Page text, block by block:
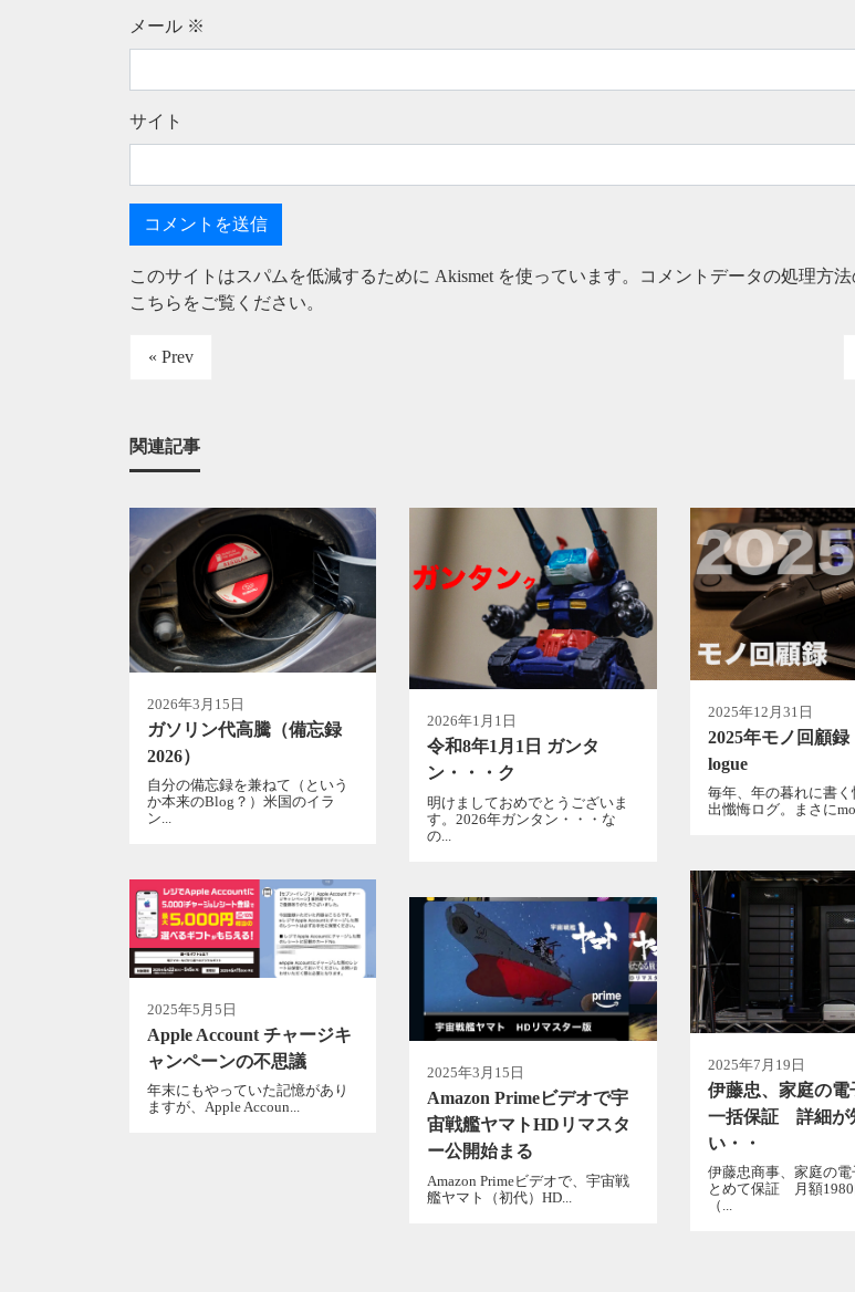
メール ※
サイト
このサイトはスパムを低減するために Akismet を使っています。
コメントデータの処理方
こちらをご覧ください。
« Prev
関連記事
2026年3月15日
ガソリン代高騰（備忘録
2026）
自分の備忘録を兼ねて（という
か本来のBlog？）米国のイラ
ン...
2026年1月1日
令和8年1月1日 ガンタ
ン・・・ク
明けましておめでとうございま
す。2026年ガンタン・・・な
の...
2025年12月31日
2025年モノ回顧録
logue
毎年、年の暮れに書く
出懺悔ログ。まさに
2025年7月19日
伊藤忠、家庭の電
一括保証 詳細が
い・・
伊藤忠商事、家庭の電
とめて保証 月額
（...
2025年5月5日
Apple Account チャージキ
ャンペーンの不思議
年末にもやっていた記憶があり
ますが、Apple Accoun...
2025年3月15日
Amazon Primeビデオで宇
宙戦艦ヤマトHDリマスタ
ー公開始まる
Amazon Primeビデオで、宇宙戦
艦ヤマト（初代）HD...